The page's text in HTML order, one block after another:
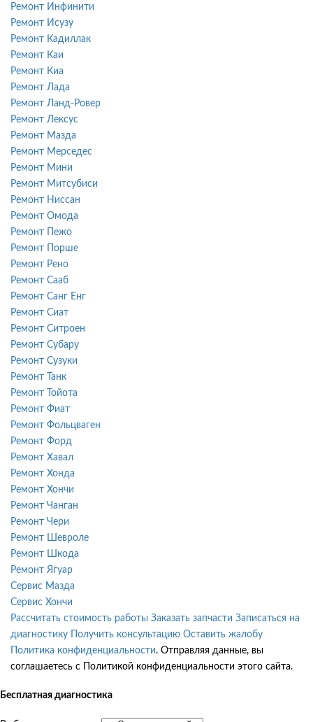
Ремонт Инфинити
Ремонт Исузу
Ремонт Кадиллак
Ремонт Каи
Ремонт Киа
Ремонт Лада
Ремонт Ланд-Ровер
Ремонт Лексус
Ремонт Мазда
Ремонт Мерседес
Ремонт Мини
Ремонт Митсубиси
Ремонт Ниссан
Ремонт Омода
Ремонт Пежо
Ремонт Порше
Ремонт Рено
Ремонт Сааб
Ремонт Санг Енг
Ремонт Сиат
Ремонт Ситроен
Ремонт Субару
Ремонт Сузуки
Ремонт Танк
Ремонт Тойота
Ремонт Фиат
Ремонт Фольцваген
Ремонт Форд
Ремонт Хавал
Ремонт Хонда
Ремонт Хончи
Ремонт Чанган
Ремонт Чери
Ремонт Шевроле
Ремонт Шкода
Ремонт Ягуар
Сервис Мазда
Сервис Хончи
Рассчитать стоимость работы Заказать запчасти Записаться на
диагностику
Получить консультацию Оставить жалобу
Политика конфиденциальности. Отправляя данные, вы
соглашаетесь с Политикой конфиденциальности этого сайта.
Бесплатная диагностика